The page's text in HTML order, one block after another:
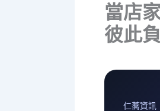
當店
彼此
仁蕎資訊